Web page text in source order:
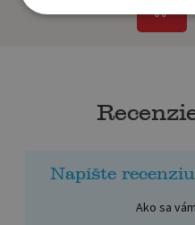
Napíšte
Ako sa